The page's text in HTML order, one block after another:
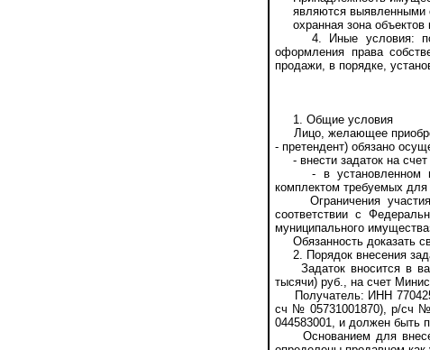
являются выявленными
охранная зона объектов
4. Иные условия:
оформления права
продажи, в порядке,
1. Общие условия
Лицо, желающее
- претендент) обязано
- внести задаток на
- в установленном
комплектом требуемых для
Ограничения участия
соответствии с
муниципального
Обязанность доказать
2. Порядок внесения
Задаток вносится в
тысячи) руб., на счет
Получатель: ИНН
сч № 05731001870), р/сч №
044583001, и должен быть
Основанием для